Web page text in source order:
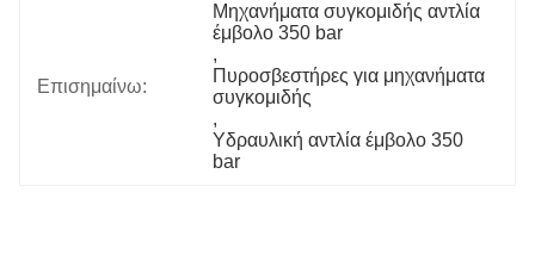
Επισημαίνω:
Μηχανήματα συγκομιδής αντλία
έμβολο 350 bar
,
Πυροσβεστήρες για μηχανήματα
συγκομιδής
,
Υδραυλική αντλία έμβολο 350
bar